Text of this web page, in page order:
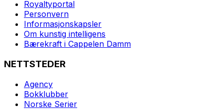
Royaltyportal
Personvern
Informasjonskapsler
Om kunstig intelligens
Bærekraft i Cappelen Damm
NETTSTEDER
Agency
Bokklubber
Norske Serier